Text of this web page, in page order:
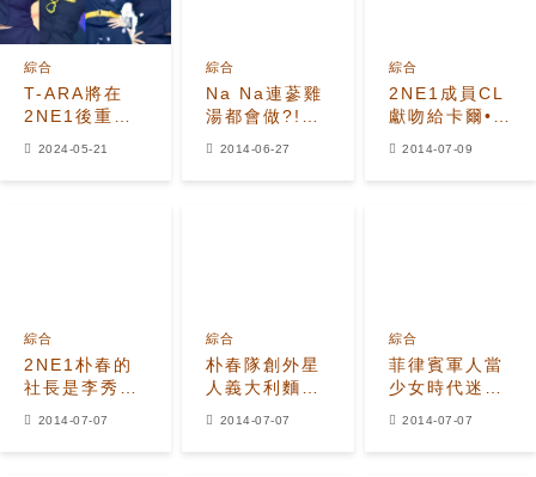
T-ARA將在
2NE1後重
綜合
2024-05-21
Na Na連蔘雞
湯都會做?!
綜合
2014-06-27
2NE1成員CL
獻吻給卡爾•拉
綜合
2014-07-09
2NE1朴春的
社長是李秀
綜合
2014-07-07
朴春隊創外星
人義大利麵
綜合
2014-07-07
菲律賓軍人當
少女時代迷
綜合
2014-07-07